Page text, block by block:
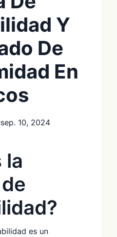
Y
De
En
sep. 10, 2024
la
es un